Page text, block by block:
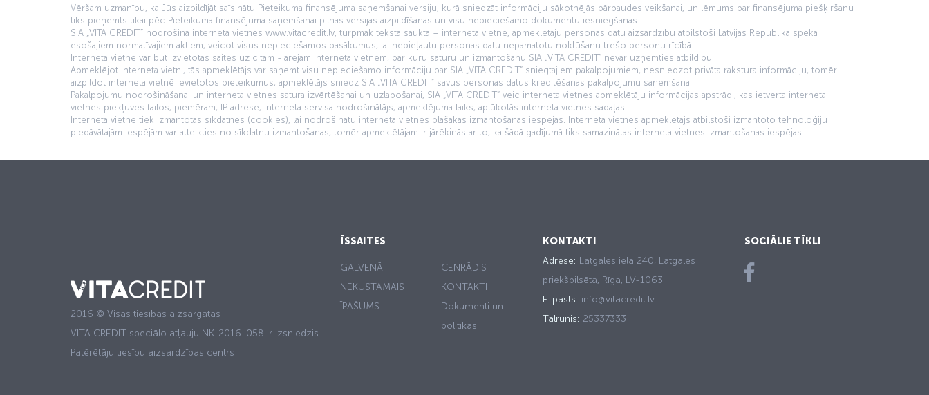
Vēršam uzmanību, ka Jūs aizpildījāt saīsinātu Pieteikuma finansējuma saņemšanai versiju, kurā sniedzāt informāciju sākotnējās pārbaudes veikšanai, un lēmums par finansējuma piešķiršanu
tiks pieņemts tikai pēc Pieteikuma finansējuma saņemšanai pilnas versijas aizpildīšanas un visu nepieciešamo dokumentu iesniegšanas.
SIA „VITA CREDIT” nodrošina interneta vietnes www.vitacredit.lv, turpmāk tekstā saukta – interneta vietne, apmeklētāju personas datu aizsardzību atbilstoši Latvijas Republikā spēkā
esošajiem normatīvajiem aktiem, veicot visus nepieciešamos pasākumus, lai nepieļautu personas datu nepamatotu nokļūšanu trešo personu rīcībā.
Interneta vietnē var būt izvietotas saites uz citām - ārējām interneta vietnēm, par kuru saturu un izmantošanu SIA „VITA CREDIT” nevar uzņemties atbildību.
Apmeklējot interneta vietni, tās apmeklētājs var saņemt visu nepieciešamo informāciju par SIA „VITA CREDIT” sniegtajiem pakalpojumiem, nesniedzot privāta rakstura informāciju, tomēr
aizpildot interneta vietnē ievietotos pieteikumus, apmeklētājs sniedz SIA „VITA CREDIT” savus personas datus kreditēšanas pakalpojumu saņemšanai.
Pakalpojumu nodrošināšanai un interneta vietnes satura izvērtēšanai un uzlabošanai, SIA „VITA CREDIT” veic interneta vietnes apmeklētāju informācijas apstrādi, kas ietverta interneta
vietnes piekļuves failos, piemēram, IP adrese, interneta servisa nodrošinātājs, apmeklējuma laiks, aplūkotās interneta vietnes sadaļas.
Interneta vietnē tiek izmantotas sīkdatnes (cookies), lai nodrošinātu interneta vietnes plašākas izmantošanas iespējas. Interneta vietnes apmeklētājs atbilstoši izmantoto tehnoloģiju
piedāvātajām iespējām var atteikties no sīkdatņu izmantošanas, tomēr apmeklētājam ir jārēķinās ar to, ka šādā gadījumā tiks samazinātas interneta vietnes izmantošanas iespējas.
2016 © Visas tiesības aizsargātas
VITA CREDIT speciālo atļauju NK-2016-058 ir izsniedzis
Patērētāju tiesību aizsardzības centrs
ĪSSAITES
GALVENĀ
NEKUSTAMAIS
ĪPAŠUMS
CENRĀDIS
KONTAKTI
Dokumenti un
politikas
KONTAKTI
Adrese: Latgales iela 240, Latgales
priekšpilsēta, Rīga, LV-1063
E-pasts: info@vitacredit.lv
Tālrunis: 25337333
SOCIĀLIE TĪKLI